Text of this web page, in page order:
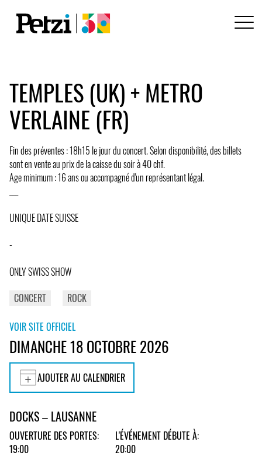
TEMPLES (UK) + METRO
VERLAINE (FR)
Fin des préventes : 18h15 le jour du concert. Selon disponibilité, des billets
sont en vente au prix de la caisse du soir à 40 chf.
Age minimum : 16 ans ou accompagné d'un représentant légal.
UNIQUE DATE SUISSE
-
ONLY SWISS SHOW
CONCERT
ROCK
VOIR SITE OFFICIEL
DIMANCHE 18 OCTOBRE 2026
AJOUTER AU CALENDRIER
DOCKS – LAUSANNE
OUVERTURE DES PORTES:
19:00
L'ÉVÉNEMENT DÉBUTE À:
20:00